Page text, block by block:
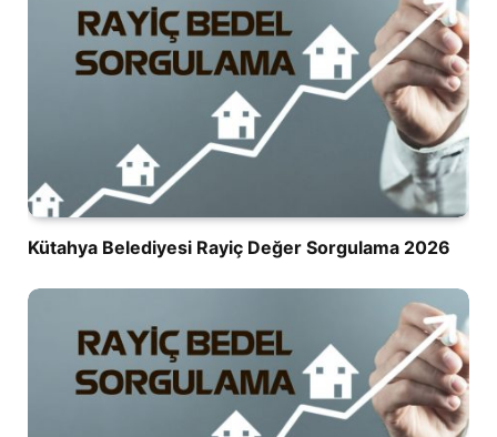
Kütahya Belediyesi Rayiç Değer Sorgulama 2026